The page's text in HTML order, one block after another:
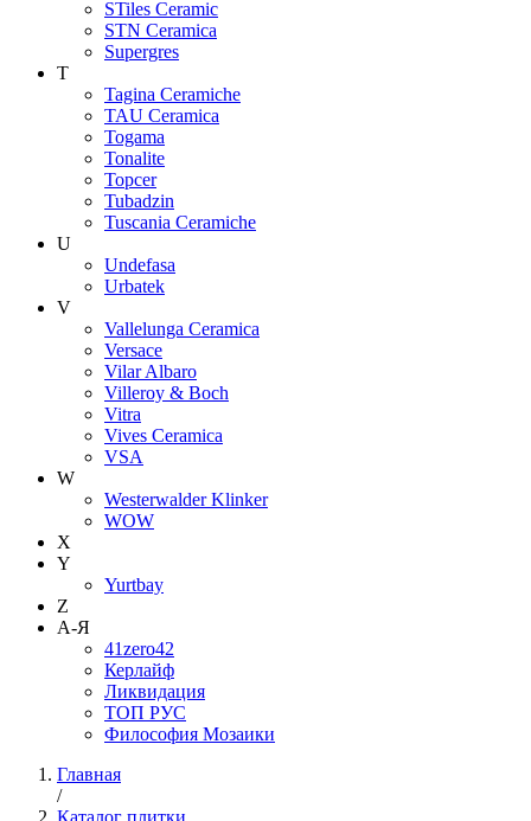
STiles Ceramic
STN Ceramica
Supergres
T
Tagina Ceramiche
TAU Ceramica
Togama
Tonalite
Topcer
Tubadzin
Tuscania Ceramiche
U
Undefasa
Urbatek
V
Vallelunga Ceramica
Versace
Vilar Albaro
Villeroy & Boch
Vitra
Vives Ceramica
VSA
W
Westerwalder Klinker
WOW
X
Y
Yurtbay
Z
А-Я
41zero42
Керлайф
Ликвидация
ТОП РУС
Философия Мозаики
Главная
/
Каталог плитки